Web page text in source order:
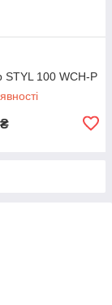
STYL 100 WCH-P
₴